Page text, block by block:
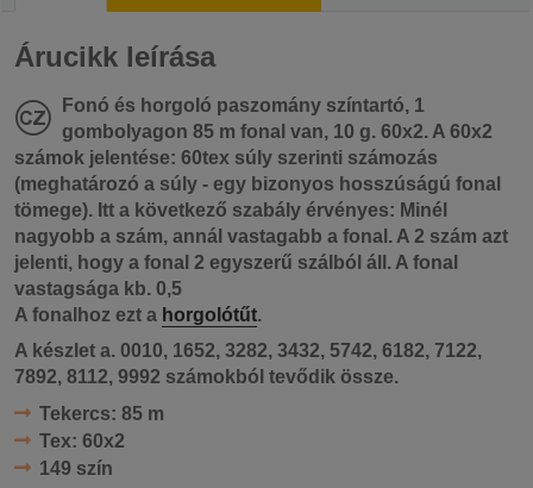
Árucikk leírása
Fonó és horgoló paszomány színtartó, 1
gombolyagon 85 m fonal van, 10 g. 60x2. A 60x2
számok jelentése: 60tex súly szerinti számozás
(meghatározó a súly - egy bizonyos hosszúságú fonal
tömege). Itt a következő szabály érvényes: Minél
nagyobb a szám, annál vastagabb a fonal. A 2 szám azt
jelenti, hogy a fonal 2 egyszerű szálból áll. A fonal
vastagsága kb. 0,5
A fonalhoz ezt a horgolótűt.
A készlet a. 0010, 1652, 3282, 3432, 5742, 6182, 7122,
7892, 8112, 9992 számokból tevődik össze.
Tekercs: 85 m
Tex: 60x2
149 szín